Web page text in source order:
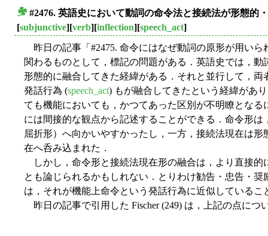
#2476. 英語史において動詞の命令法と接続法が形態的
[subjunctive][verb][inflection][speech_act]
昨日の記事「#2475. 命令にはなぜ動詞の原形が用いら
関わるものとして，標記の問題がある．英語史では，
形態的に融合してきた経緯がある．それと並行して，
発話行為 (speech_act) もが融合してきたという経緯があ
ても機能においても，かつてあった区別が不明瞭とな
には間接的な観点から記述することができる．命令形
屈折形）へ向かいやすかったし，一方，接続法現在は
在へ呑み込まれた．
しかし，命令形と接続法現在形の融合は，より直接的
とも論じられるかもしれない．とりわけ勧告・忠告・
は，それが機能上命令という発話行為に近似している
昨日の記事で引用した Fischer (249) は，上記の点につ